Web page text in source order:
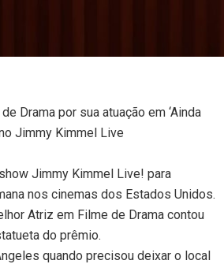
Drama por sua atuação em ‘Ainda
Jimmy Kimmel Live
Jimmy Kimmel Live! para
nos cinemas dos Estados Unidos.
Atriz em Filme de Drama contou
do prêmio.
quando precisou deixar o local